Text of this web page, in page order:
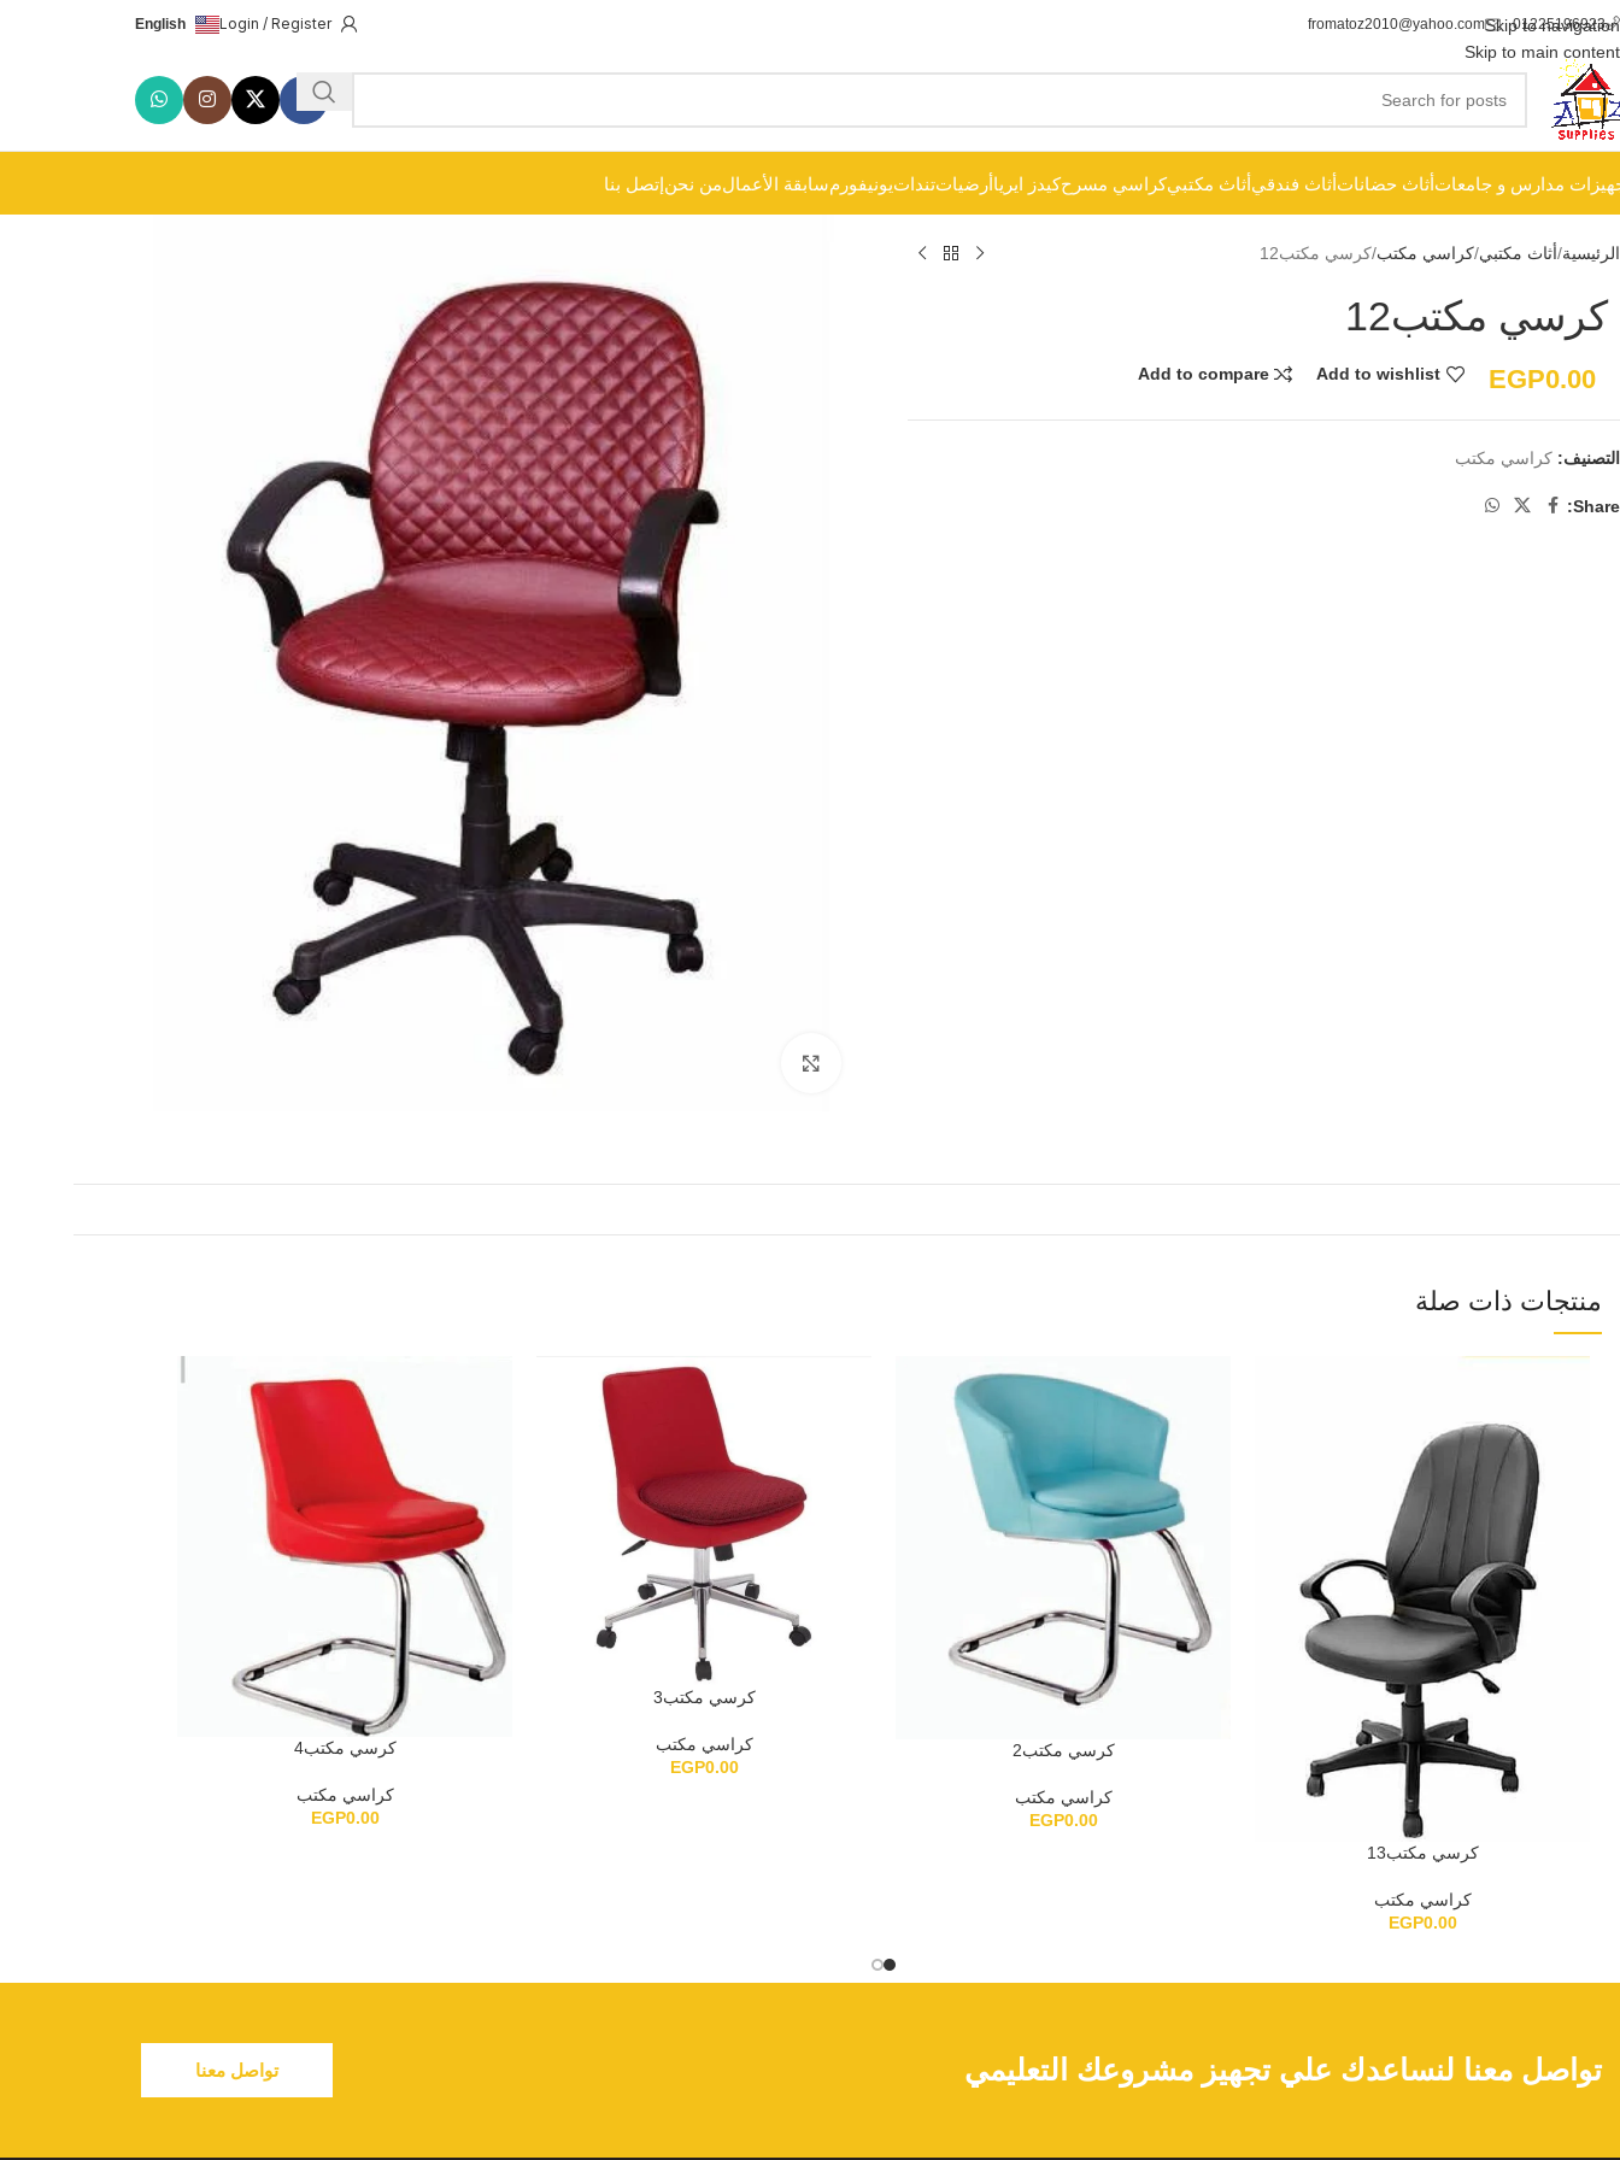
Skip to navigation
Skip to main content
01225196923
fromatoz2010@yahoo.com
Login / Register
English
مدارس و جامعاتأثاث حضاناتأثاث فندقيأثاث مكتبيكراسي مسرحكيدز ايرياأرضياتتنداتيونيفورمسابقة الأعمالمن نحنإتصل بنا
الرئيسية أثاث مكتبي كراسي مكتب كرسي مكتب12
كرسي مكتب12
EGP0.00
Add to wishlist
Add to compare
التصنيف: كراسي مكتب
Share:
منتجات ذات صلة
كرسي مكتب13
كراسي مكتب
EGP0.00
كرسي مكتب2
كراسي مكتب
EGP0.00
كرسي مكتب3
كراسي مكتب
EGP0.00
كرسي مكتب4
كراسي مكتب
EGP0.00
تواصل معنا لنساعدك علي تجهيز مشروعك التعليمي تواصل معنا